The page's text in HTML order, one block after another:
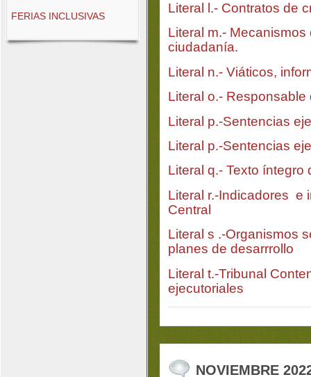
FERIAS INCLUSIVAS
Literal l.- Contratos de
Literal m.-
ciudadanía.
Literal n.- Viáticos,
Literal o.-
Literal p.-Sentencias
Literal p.-Sentencias
Literal q.- Texto íntegro
Literal r.-Indicadores e
Central
Literal s .-Organismos
planes de desarrrollo
Literal t.-Tribunal
ejecutoriales
NOVIEMBRE